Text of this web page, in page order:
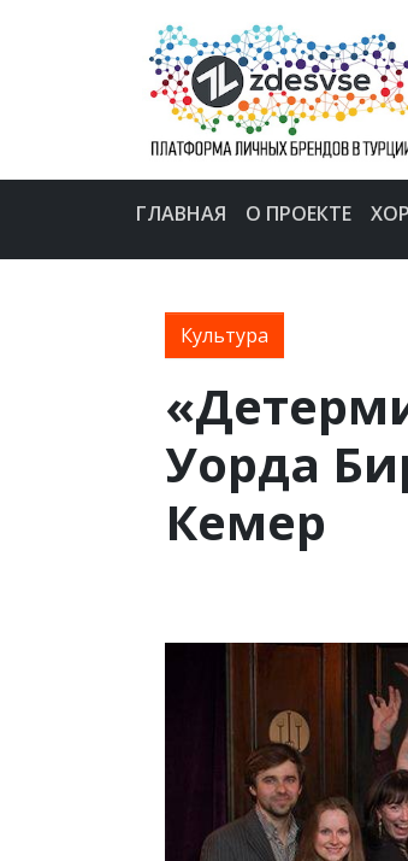
ГЛАВНАЯ О ПРОЕКТЕ
Культура
Уорда
Кемер